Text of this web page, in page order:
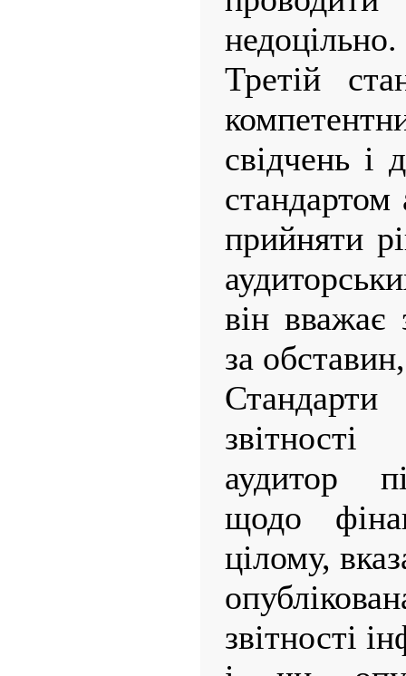
недоцільно.
Третій
свідчень і
прийняти
він вважає
за
аудитор
щодо
цілому,
звітності